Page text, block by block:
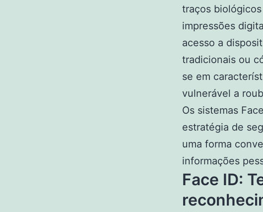
traços
impressões
acesso a
tradicionais ou
se em
vulnerável a
Os sistemas
estratégia de
uma forma
informações
Face ID: